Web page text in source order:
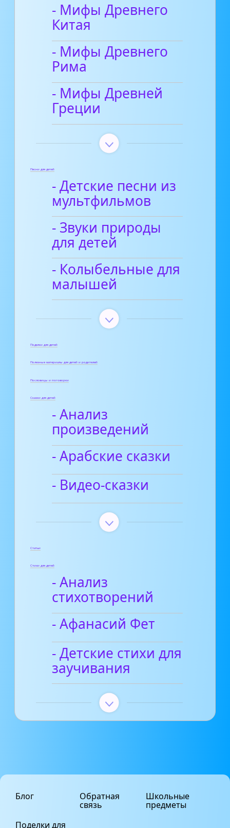
- Мифы Древнего
Китая
- Мифы Древнего
Рима
- Мифы Древней
Греции
Песни для детей
- Детские песни из
мультфильмов
- Звуки природы
для детей
- Колыбельные для
малышей
Поделки для детей
Полезные материалы для детей и родителей
Пословицы и поговорки
Сказки для детей
- Анализ
произведений
- Арабские сказки
- Видео-сказки
Статьи
Стихи для детей
- Анализ
стихотворений
- Афанасий Фет
- Детские стихи для
заучивания
Блог
Поделки для
Обратная
связь
Школьные
предметы